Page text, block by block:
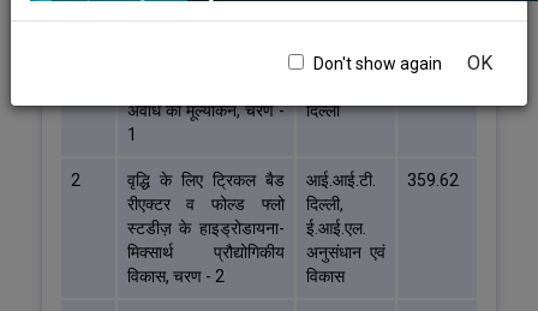
Don't show again OK
कार्यकारी
लाख में
अवधि का मूल्यांकन, चरण -
1
दिल्ली
2
वृद्धि के लिए ट्रिकल बैड
रीएक्टर व फोल्ड फ्लो
स्टडीज़ के हाइड्रोडायना-
मिक्सार्थ प्रौद्योगिकीय
विकास, चरण - 2
आई.आई.टी.
दिल्ली,
ई.आई.एल.
अनुसंधान एवं
विकास
359.62